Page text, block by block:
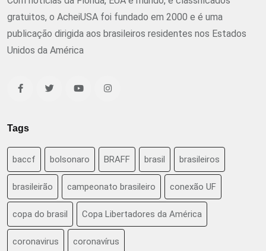
gratuitos, o AcheiUSA foi fundado em 2000 e é uma
publicação dirigida aos brasileiros residentes nos Estados
Unidos da América
Tags
baccf bolsonaro BRAFF brasil brasileiros
brasileirão campeonato brasileiro conexão UF
copa do brasil Copa Libertadores da América
coronavirus coronavírus